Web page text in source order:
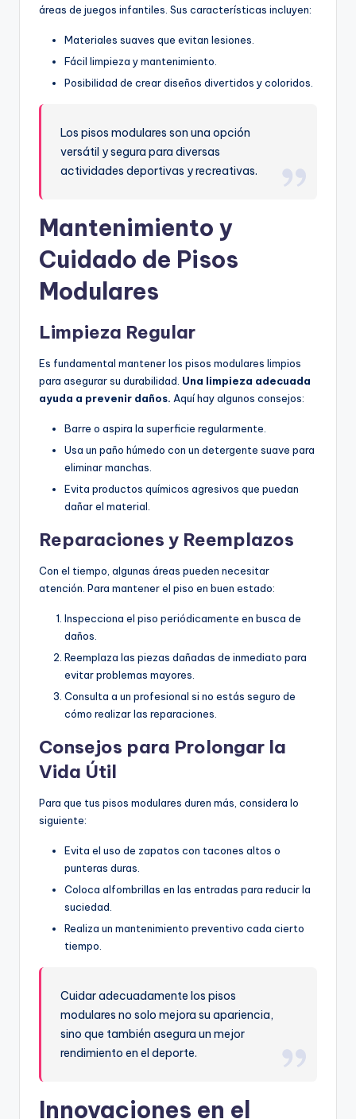
áreas de juegos infantiles. Sus características incluyen:
Materiales suaves que evitan lesiones.
Fácil limpieza y mantenimiento.
Posibilidad de crear diseños divertidos y coloridos.
Los pisos modulares son una opción
versátil y segura para diversas
actividades deportivas y recreativas.
Mantenimiento y
Cuidado de Pisos
Modulares
Limpieza Regular
Es fundamental mantener los pisos modulares limpios
para asegurar su durabilidad. Una limpieza adecuada
ayuda a prevenir daños. Aquí hay algunos consejos:
Barre o aspira la superficie regularmente.
Usa un paño húmedo con un detergente suave para
eliminar manchas.
Evita productos químicos agresivos que puedan
dañar el material.
Reparaciones y Reemplazos
Con el tiempo, algunas áreas pueden necesitar
atención. Para mantener el piso en buen estado:
Inspecciona el piso periódicamente en busca de
daños.
Reemplaza las piezas dañadas de inmediato para
evitar problemas mayores.
Consulta a un profesional si no estás seguro de
cómo realizar las reparaciones.
Consejos para Prolongar la
Vida Útil
Para que tus pisos modulares duren más, considera lo
siguiente:
Evita el uso de zapatos con tacones altos o
punteras duras.
Coloca alfombrillas en las entradas para reducir la
suciedad.
Realiza un mantenimiento preventivo cada cierto
tiempo.
Cuidar adecuadamente los pisos
modulares no solo mejora su apariencia,
sino que también asegura un mejor
rendimiento en el deporte.
Innovaciones en el